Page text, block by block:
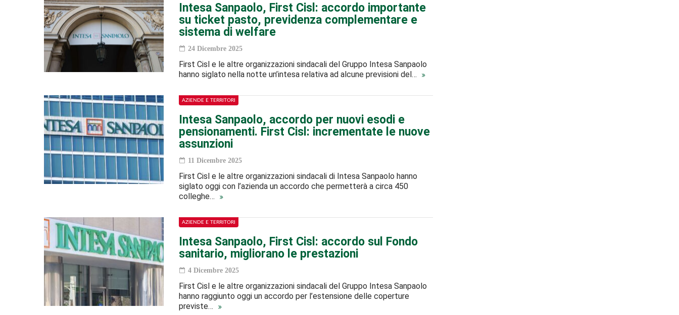
Intesa Sanpaolo, First Cisl: accordo importante
su ticket pasto, previdenza complementare e
sistema di welfare
24 Dicembre 2025
First Cisl e le altre organizzazioni sindacali del Gruppo Intesa Sanpaolo
hanno siglato nella notte un’intesa relativa ad alcune previsioni del…
AZIENDE E TERRITORI
Intesa Sanpaolo, accordo per nuovi esodi e
pensionamenti. First Cisl: incrementate le nuove
assunzioni
11 Dicembre 2025
First Cisl e le altre organizzazioni sindacali di Intesa Sanpaolo hanno
siglato oggi con l’azienda un accordo che permetterà a circa 450
colleghe…
AZIENDE E TERRITORI
Intesa Sanpaolo, First Cisl: accordo sul Fondo
sanitario, migliorano le prestazioni
4 Dicembre 2025
First Cisl e le altre organizzazioni sindacali del Gruppo Intesa Sanpaolo
hanno raggiunto oggi un accordo per l’estensione delle coperture
previste…